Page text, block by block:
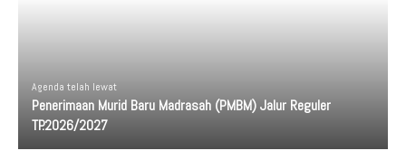
Agenda telah lewat
Penerimaan Murid Baru Madrasah (PMBM) Jalur Reguler
TP.2026/2027